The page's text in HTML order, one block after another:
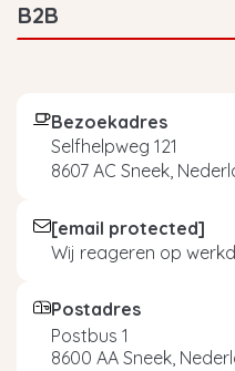
B2B
Bezoekadres
Selfhelpweg 121
8607 AC Sneek,
[email protected]
Wij reageren op
Postadres
Postbus 1
8600 AA Sneek,